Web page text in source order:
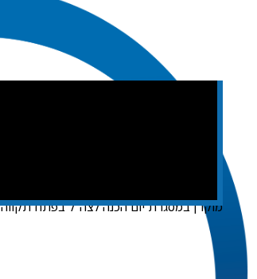
מוקרן במסגרת יום הכנה לצה"ל בפתח תקווה